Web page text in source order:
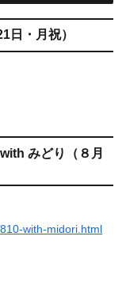
・月祝）
みどり（８月
with-midori.html